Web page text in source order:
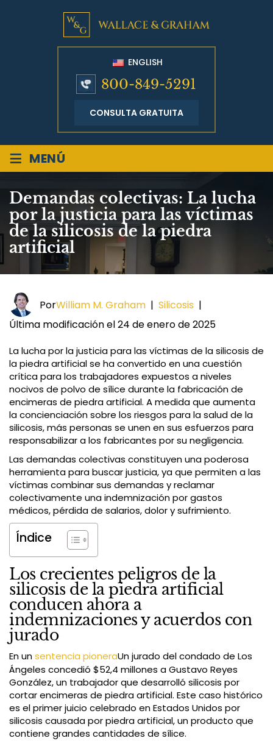
ENGLISH
800-849-5291
CONSULTA GRATUITA
≡ MENÚ
Demandas colectivas: La lucha
por la justicia para las víctimas
de la silicosis de la piedra
artificial
PorWilliam M. Graham | Silicosis |
Última modificación el 24 de enero de 2025
La lucha por la justicia para las víctimas de la silicosis de
la piedra artificial se ha convertido en una cuestión
crítica para los trabajadores expuestos a niveles
nocivos de polvo de sílice durante la fabricación de
encimeras de piedra artificial. A medida que aumenta
la concienciación sobre los riesgos para la salud de la
silicosis, más personas se unen en sus esfuerzos para
responsabilizar a los fabricantes por su negligencia.
Las demandas colectivas constituyen una poderosa
herramienta para buscar justicia, ya que permiten a las
víctimas combinar sus demandas y reclamar
colectivamente una indemnización por gastos
médicos, pérdida de salarios, dolor y sufrimiento.
Índice
Los crecientes peligros de la
silicosis de la piedra artificial
conducen ahora a
indemnizaciones y acuerdos con
jurado
En unsentencia pioneraUn jurado del condado de Los
Ángeles concedió $52,4 millones a Gustavo Reyes
González, un trabajador que desarrolló silicosis por
cortar encimeras de piedra artificial. Este caso histórico
es el primer juicio celebrado en Estados Unidos por
silicosis causada por piedra artificial, un producto que
contiene grandes cantidades de sílice.